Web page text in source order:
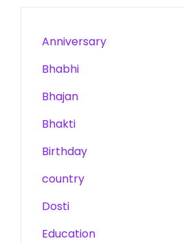
Anniversary
Bhabhi
Bhajan
Bhakti
Birthday
country
Dosti
Education